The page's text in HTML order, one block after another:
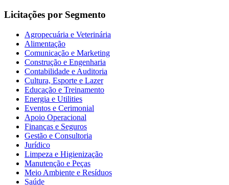
Licitações por Segmento
Agropecuária e Veterinária
Alimentação
Comunicação e Marketing
Construção e Engenharia
Contabilidade e Auditoria
Cultura, Esporte e Lazer
Educação e Treinamento
Energia e Utilities
Eventos e Cerimonial
Apoio Operacional
Finanças e Seguros
Gestão e Consultoria
Jurídico
Limpeza e Higienização
Manutenção e Peças
Meio Ambiente e Resíduos
Saúde